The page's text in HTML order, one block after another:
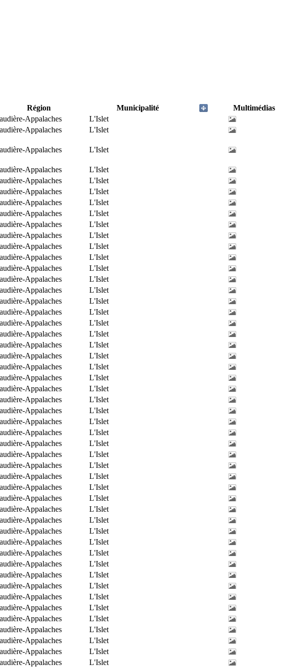
Région Municipalité
Multimédias
Appalaches
L'Islet
Appalaches
L'Islet
Appalaches L'Islet
Appalaches
L'Islet
Appalaches
L'Islet
Appalaches
L'Islet
Appalaches
L'Islet
Appalaches
L'Islet
Appalaches
L'Islet
Appalaches
L'Islet
Appalaches
L'Islet
Appalaches
L'Islet
Appalaches
L'Islet
Appalaches
L'Islet
Appalaches
L'Islet
Appalaches
L'Islet
Appalaches
L'Islet
Appalaches
L'Islet
Appalaches
L'Islet
Appalaches
L'Islet
Appalaches
L'Islet
Appalaches
L'Islet
Appalaches
L'Islet
Appalaches
L'Islet
Appalaches
L'Islet
Appalaches
L'Islet
Appalaches
L'Islet
Appalaches
L'Islet
Appalaches
L'Islet
Appalaches
L'Islet
Appalaches
L'Islet
Appalaches
L'Islet
Appalaches
L'Islet
Appalaches
L'Islet
Appalaches
L'Islet
Appalaches
L'Islet
Appalaches
L'Islet
Appalaches
L'Islet
Appalaches
L'Islet
Appalaches
L'Islet
Appalaches
L'Islet
Appalaches
L'Islet
Appalaches
L'Islet
Appalaches
L'Islet
Appalaches
L'Islet
Appalaches
L'Islet
Appalaches
L'Islet
Appalaches
L'Islet
Appalaches L'Islet